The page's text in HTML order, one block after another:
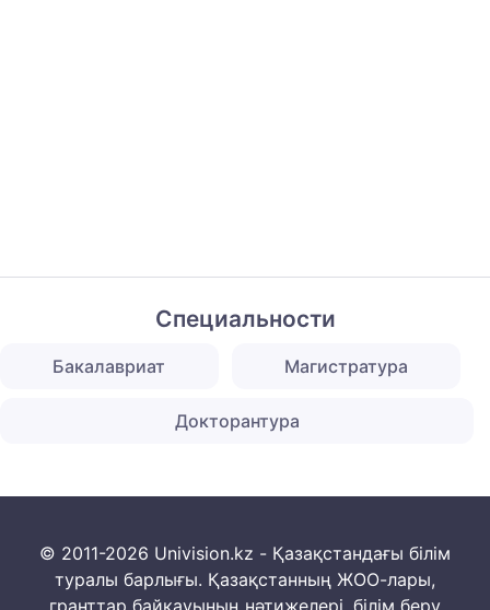
Специальности
Бакалавриат Магистратура
Докторантура
© 2011-2026 Univision.kz - Қазақстандағы білім
туралы барлығы. Қазақстанның ЖОО-лары,
гранттар байқауының нәтижелері, білім беру